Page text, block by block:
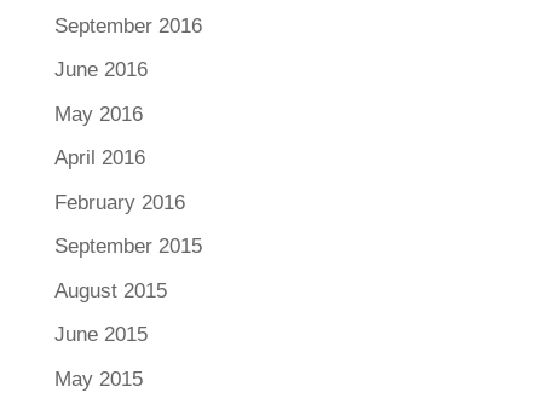
September 2016
June 2016
May 2016
April 2016
February 2016
September 2015
August 2015
June 2015
May 2015